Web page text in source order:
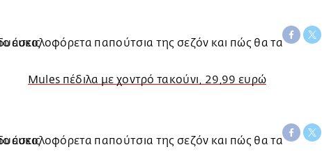
Mules πέδιλα με χοντρό τακούνι, 29,99 ευρώ